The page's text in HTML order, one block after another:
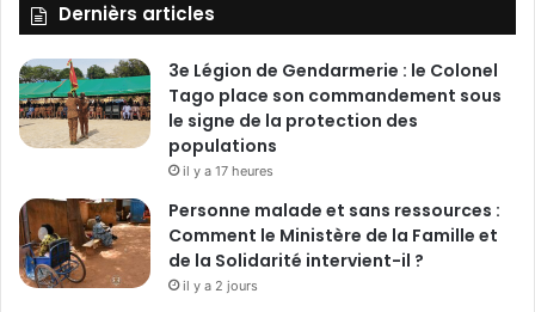
Dernièrs articles
3e Légion de Gendarmerie : le Colonel
Tago place son commandement sous
le signe de la protection des
populations
il y a 17 heures
Personne malade et sans ressources :
Comment le Ministère de la Famille et
de la Solidarité intervient-il ?
il y a 2 jours